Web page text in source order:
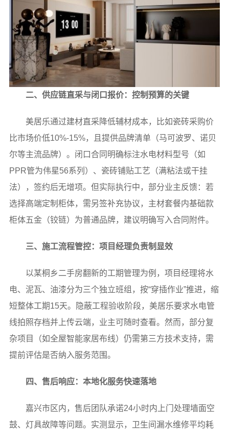
二、供应链直采与闭口报价：控制预算的关键
美居乐通过建材直采降低辅材成本，比如瓷砖采购价
比市场价低10%-15%，且提供品牌清单（马可波罗、诺贝
尔等主流品牌）。闭口合同明确标注水电材料型号（如
PPR管为伟星56系列）、瓷砖铺贴工艺（满粘法或干挂
法），签约后无增项。但实际执行中，部分业主反馈：若
选择高端定制柜体，需另签补充协议，主材套餐内基础款
柜体五金（铰链）为普通品牌，建议明确写入合同附件。
三、施工流程管控：项目经理负责制显效
以某桐乡二手房翻新的工期管理为例，项目经理将水
电、泥瓦、油漆分为三个独立班组，按“穿插作业”推进，缩
短整体工期15天。隐蔽工程验收阶段，美居乐要求水电管
线拍照存档并上传云端，业主可随时查看。然而，部分复
杂项目（如全屋智能家居布线）仍需第三方技术支持，需
提前评估是否纳入服务范围。
四、售后响应：本地化服务快速落地
嘉兴市区内，售后团队承诺24小时内上门处理墙面空
鼓、灯具故障等问题。实测显示，卫生间漏水维修平均耗